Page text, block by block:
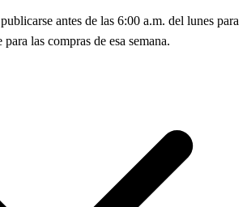
antes de las 6:00 a.m. del lunes para
las compras de esa semana.